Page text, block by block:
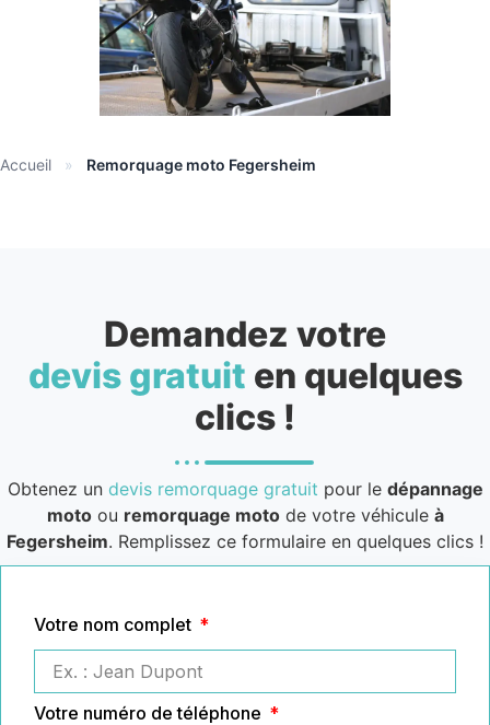
Accueil » Remorquage moto Fegersheim
Demandez votre
devis gratuit en quelques
clics !
Obtenez un devis remorquage gratuit pour le dépannage
motoou remorquage motode votre véhicule à
Fegersheim. Remplissez ce formulaire en quelques clics !
Votre nom complet
Votre numéro de téléphone